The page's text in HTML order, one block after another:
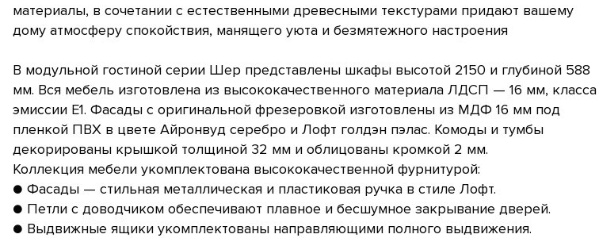
материалы, в сочетании с естественными древесными текстурами придают вашему
дому атмосферу спокойствия, манящего уюта и безмятежного настроения
В модульной гостиной серии Шер представлены шкафы высотой 2150 и глубиной 588
мм. Вся мебель изготовлена из высококачественного материала ЛДСП — 16 мм, класса
эмиссии Е1. Фасады с оригинальной фрезеровкой изготовлены из МДФ 16 мм под
пленкой ПВХ в цвете Айронвуд серебро и Лофт голдэн пэлас. Комоды и тумбы
декорированы крышкой толщиной 32 мм и облицованы кромкой 2 мм.
Коллекция мебели укомплектована высококачественной фурнитурой:
● Фасады — стильная металлическая и пластиковая ручка в стиле Лофт.
● Петли с доводчиком обеспечивают плавное и бесшумное закрывание дверей.
● Выдвижные ящики укомплектованы направляющими полного выдвижения.